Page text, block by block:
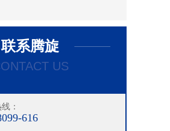
联系腾旋
US
：
616